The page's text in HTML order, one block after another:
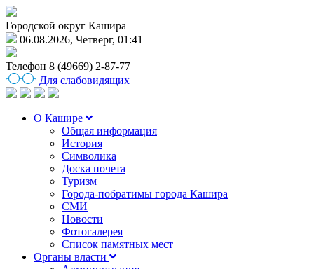
Городской округ Кашира
06.08.2026, Четверг, 01:41
Телефон 8 (49669) 2-87-77
Для слабовидящих
О Кашире
Общая информация
История
Символика
Доска почета
Туризм
Города-побратимы города Кашира
СМИ
Новости
Фотогалерея
Список памятных мест
Органы власти